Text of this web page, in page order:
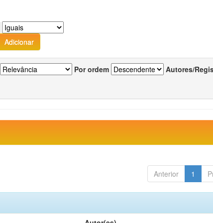
Por ordem Autores/
Anterior 1